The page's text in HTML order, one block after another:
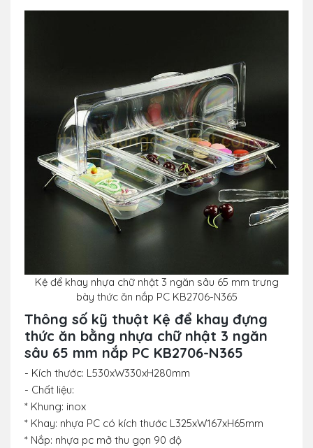
Kệ để khay nhựa chữ nhật 3 ngăn sâu 65 mm trưng
bày thức ăn nắp PC KB2706-N365
Thông số kỹ thuật Kệ để khay đựng
thức ăn bằng nhựa chữ nhật 3 ngăn
sâu 65 mm nắp PC KB2706-N365
- Kích thước: L530xW330xH280mm
- Chất liệu:
* Khung: inox
* Khay: nhựa PC có kích thước L325xW167xH65mm
* Nắp: nhựa pc mở thu gọn 90 độ